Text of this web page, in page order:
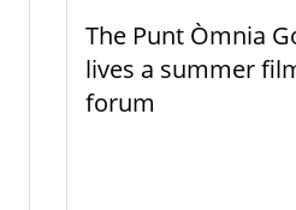
The Punt Òmnia
lives a summer
forum